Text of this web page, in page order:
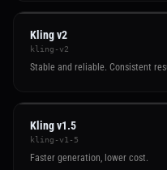
Kling v2
kling-v2
Stable and reliable. Consistent
Kling v1.5
kling-v1-5
Faster generation, lower cost.